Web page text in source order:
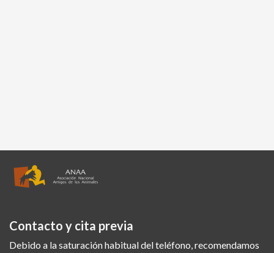
Contacto y cita previa
Debido a la saturación habitual del teléfono, recomendamos